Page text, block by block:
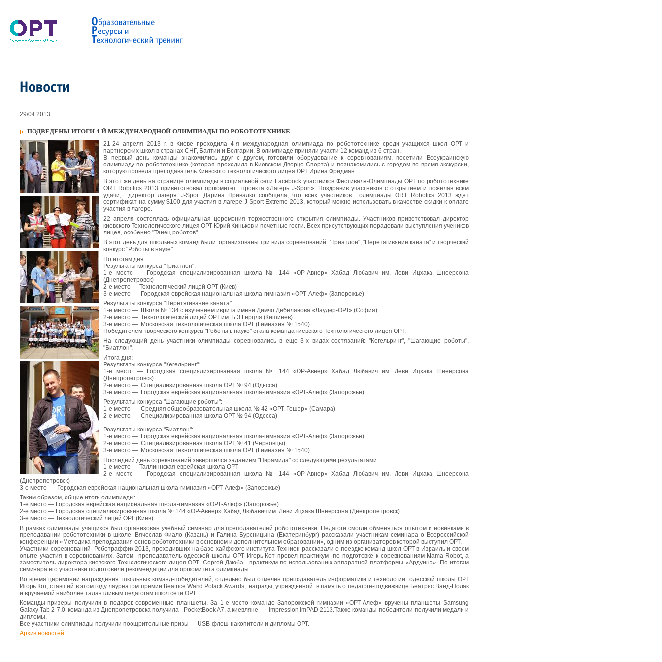
29/04 2013
ПОДВЕДЕНЫ ИТОГИ 4-Й МЕЖДУНАРОДНОЙ ОЛИМПИАДЫ ПО РОБОТОТЕХНИКЕ
21-24 апреля 2013 г. в Киеве проходила 4-я международная олимпиада по робототехнике среди учащихся школ ОРТ и
партнерских школ в странах СНГ, Балтии и Болгарии. В олимпиаде приняли участи 12 команд из 6 стран.
В первый день команды знакомились друг с другом, готовили оборудование к соревнованиям, посетили Всеукраинскую
олимпиаду по робототехнике (которая проходила в Киевском Дворце Спорта) и познакомились с городом во время экскурсии,
которую провела преподаватель Киевского технологического лицея ОРТ Ирина Фридман.
В этот же день на странице олимпиады в социальной сети Facebook участников Фестиваля-Олимпиады ОРТ по робототехнике
ORT Robotics 2013 приветствовал оргкомитет проекта «Лагерь J-Sport». Поздравив участников с открытием и пожелав всем
удачи, директор лагеря J-Sport Дарина Привалко сообщила, что всех участников олимпиады ORT Robotics 2013 ждет
сертификат на сумму $100 для участия в лагере J-Sport Extreme 2013, который можно использовать в качестве скидки к оплате
участия в лагере.
22 апреля состоялась официальная церемония торжественного открытия олимпиады. Участников приветствовал директор
киевского Технологического лицея ОРТ Юрий Киньков и почетные гости. Всех присутствующих порадовали выступления учеников
лицея, особенно "Танец роботов".
В этот день для школьных команд были организованы три вида соревнований: "Триатлон", "Перетягивание каната" и творческий
конкурс "Роботы в науке".
По итогам дня:
Результаты конкурса "Триатлон":
1-е место — Городская специализированная школа № 144 «ОР-Авнер» Хабад Любавич им. Леви Ицхака Шнеерсона
(Днепропетровск)
2-е место — Технологический лицей ОРТ (Киев)
3-е место — Городская еврейская национальная школа-гимназия «ОРТ-Алеф» (Запорожье)
Результаты конкурса "Перетягивание каната":
1-е место — Школа № 134 с изучением иврита имени Димчо Дебелянова «Лаудер-ОРТ» (София)
2-е место — Технологический лицей ОРТ им. Б.З.Герцля (Кишинев)
3-е место — Московская технологическая школа ОРТ (Гимназия № 1540)
Победителем творческого конкурса "Роботы в науке" стала команда киевского Технологического лицея ОРТ.
На следующий день участники олимпиады соревновались в еще 3-х видах состязаний: "Кегельринг", "Шагающие роботы",
"Биатлон".
Итога дня:
Результаты конкурса "Кегельринг":
1-е место — Городская специализированная школа № 144 «ОР-Авнер» Хабад Любавич им. Леви Ицхака Шнеерсона
(Днепропетровск)
2-е место — Специализированная школа ОРТ № 94 (Одесса)
3-е место — Городская еврейская национальная школа-гимназия «ОРТ-Алеф» (Запорожье)
Результаты конкурса "Шагающие роботы":
1-е место — Средняя общеобразовательная школа № 42 «ОРТ-Гешер» (Самара)
2-е место — Специализированная школа ОРТ № 94 (Одесса)
Результаты конкурса "Биатлон":
1-е место — Городская еврейская национальная школа-гимназия «ОРТ-Алеф» (Запорожье)
2-е место — Специализированная школа ОРТ № 41 (Черновцы)
3-е место — Московская технологическая школа ОРТ (Гимназия № 1540)
Последний день соревнований завершился заданием "Пирамида" со следующими результатами:
1-е место — Таллиннская еврейская школа ОРТ
2-е место — Городская специализированная школа № 144 «ОР-Авнер» Хабад Любавич им. Леви Ицхака Шнеерсона
(Днепропетровск)
3-е место — Городская еврейская национальная школа-гимназия «ОРТ-Алеф» (Запорожье)
Таким образом, общие итоги олимпиады:
1-е место — Городская еврейская национальная школа-гимназия «ОРТ-Алеф» (Запорожье)
2-е место — Городская специализированная школа № 144 «ОР-Авнер» Хабад Любавич им. Леви Ицхака Шнеерсона (Днепропетровск)
3-е место — Технологический лицей ОРТ (Киев)
В рамках олимпиады учащихся был организован учебный семинар для преподавателей робототехники. Педагоги смогли обменяться опытом и новинками в
преподавании робототехники в школе. Вячеслав Фиало (Казань) и Галина Бурсницына (Екатеринбург) рассказали участникам семинара о Всероссийской
конференции «Методика преподавания основ робототехники в основном и дополнительном образовании», одним из организаторов которой выступил ОРТ.
Участники соревнований Роботраффик 2013, проходивших на базе хайфского института Технион рассказали о поездке команд школ ОРТ в Израиль и своем
опыте участия в соревнованиях. Затем преподаватель одесской школы ОРТ Игорь Кот провел практикум по подготовке к соревнованиям Mama-Robot, а
заместитель директора киевского Технологического лицея ОРТ Сергей Дзюба - практикум по использованию аппаратной платформы «Ардуино». По итогам
семинара его участники подготовили рекомендации для оргкомитета олимпиады.
Во время церемонии награждения школьных команд-победителей, отдельно был отмечен преподаватель информатики и технологии одесской школы ОРТ
Игорь Кот, ставший в этом году лауреатом премии Beatrice Wand Polack Awards, награды, учрежденной в память о педагоге-подвижнице Беатрис Ванд-Полак
и вручаемой наиболее талантливым педагогам школ сети ОРТ.
Команды-призеры получили в подарок современные планшеты. За 1-е место команде Запорожской гимназии «ОРТ-Алеф» вручены планшеты Samsung
Galaxy Tab 2 7.0, команда из Днепропетровска получила PocketBook A7, а киевляне — Impression ImPAD 2113.Также команды-победители получили медали и
дипломы.
Все участники олимпиады получили поощрительные призы — USB-флеш-накопители и дипломы ОРТ.
Архив новостей